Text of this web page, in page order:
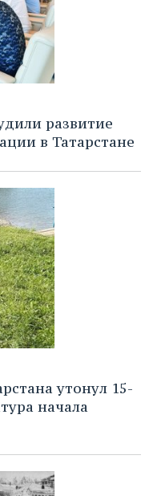
развитие
в Татарстане
утонул 15-
начала